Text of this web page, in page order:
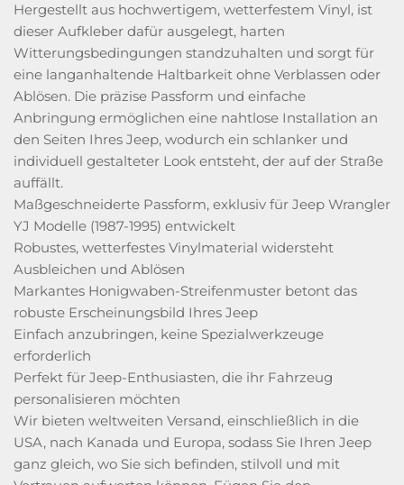
Hergestellt aus hochwertigem, wetterfestem Vinyl, ist
dieser Aufkleber dafür ausgelegt, harten
Witterungsbedingungen standzuhalten und sorgt für
eine langanhaltende Haltbarkeit ohne Verblassen oder
Ablösen. Die präzise Passform und einfache
Anbringung ermöglichen eine nahtlose Installation an
den Seiten Ihres Jeep, wodurch ein schlanker und
individuell gestalteter Look entsteht, der auf der Straße
auffällt.
Maßgeschneiderte Passform, exklusiv für Jeep Wrangler
YJ Modelle (1987-1995) entwickelt
Robustes, wetterfestes Vinylmaterial widersteht
Ausbleichen und Ablösen
Markantes Honigwaben-Streifenmuster betont das
robuste Erscheinungsbild Ihres Jeep
Einfach anzubringen, keine Spezialwerkzeuge
erforderlich
Perfekt für Jeep-Enthusiasten, die ihr Fahrzeug
personalisieren möchten
Wir bieten weltweiten Versand, einschließlich in die
USA, nach Kanada und Europa, sodass Sie Ihren Jeep
ganz gleich, wo Sie sich befinden, stilvoll und mit